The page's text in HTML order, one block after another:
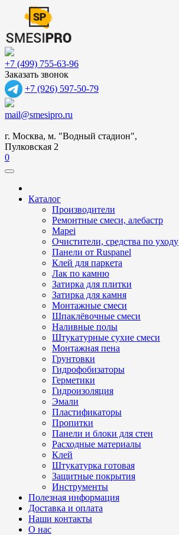
+7 (499) 755-63-96
Заказать звонок
+7 (926) 597-50-79
mail@smesipro.ru
г. Москва, м. "Водный стадион",
Пулковская 2
0
Каталог
Производители
Ремонтные смеси, алебастр
Mapei
Очистители, средства по уходу
Панели от Ruspanel
Клей для паркета
Лак по камню
Затирка для плитки
Затирка для камня
Монтажные смеси
Шпаклёвочные смеси
Наливные полы
Штукатурные сухие смеси
Монтажная пена
Грунтовки
Гидрофобизаторы
Герметики
Гидроизоляция
Эмали
Пластификаторы
Пропитки
Панели и блоки для стен
Расходные материалы
Клей
Штукатурка готовая
Защитные покрытия
Инструменты
Полезная информация
Доставка и оплата
Наши контакты
О нас